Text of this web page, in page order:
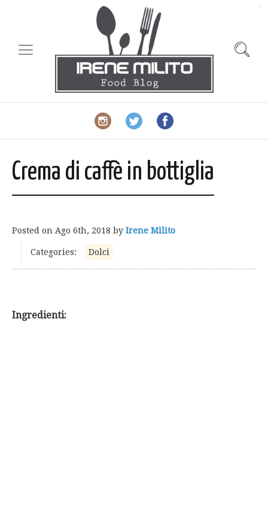
Crema di caffè in bottiglia
Posted on Ago 6th, 2018 by Irene Milito
Categories: Dolci
Ingredienti: